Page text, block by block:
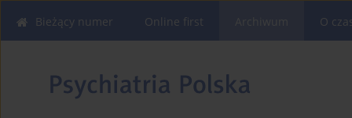
Bieżący numer Online first O